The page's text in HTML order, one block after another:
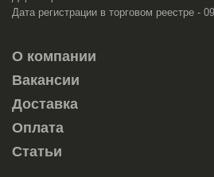
Дата регистрации в торговом реестре -
О компании
Вакансии
Доставка
Оплата
Статьи